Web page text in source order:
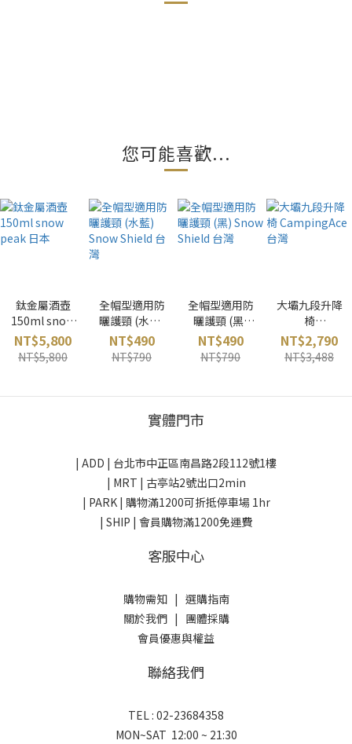
您可能喜歡...
鈦金屬酒壺
150ml snow
peak 日本
NT$5,800
NT$5,800
全帽型適用防
曬護頸 (水藍)
Snow Shield
台灣
NT$490
NT$790
全帽型適用防
曬護頸 (黑)
Snow Shield
台灣
NT$490
NT$790
大壩九段升降
椅
CampingAce
台灣
NT$2,790
NT$3,488
實體門市
| ADD | 台北市中正區南昌路2段112號1樓
| MRT | 古亭站2號出口2min
| PARK | 購物滿1200可折抵停車場 1hr
| SHIP | 會員購物滿1200免運費
客服中心
購物需知| 選購指南
關於我們| 團體採購
會員優惠與權益
聯絡我們
TEL : 02-23684358
MON~SAT 12:00 ~ 21:30